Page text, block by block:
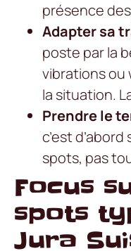
présence
Adapter sa
poste par la
vibrations ou
la situation.
Prendre le
c’est
spots, pas
Focus
spots
Jura